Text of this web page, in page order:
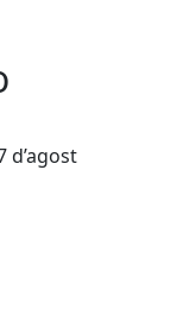
d’agost